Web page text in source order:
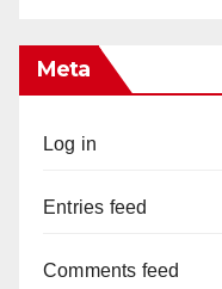
Meta
Log in
Entries feed
Comments feed